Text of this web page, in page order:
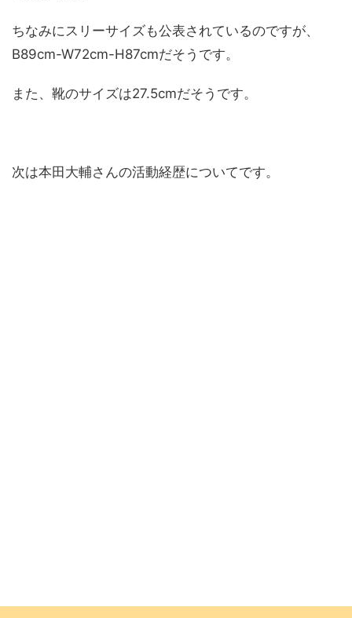
ちなみにスリーサイズも公表されているのですが、
B89cm-W72cm-H87cmだそうです。
また、靴のサイズは27.5cmだそうです。
次は本田大輔さんの活動経歴についてです。